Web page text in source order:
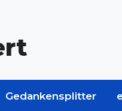
Gedankensplitter